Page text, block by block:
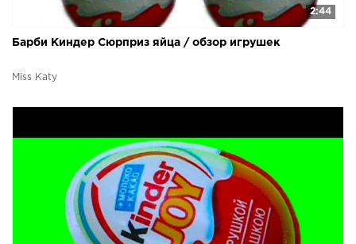
2:44
Барби Киндер Сюрприз яйца / обзор игрушек
Miss Katy